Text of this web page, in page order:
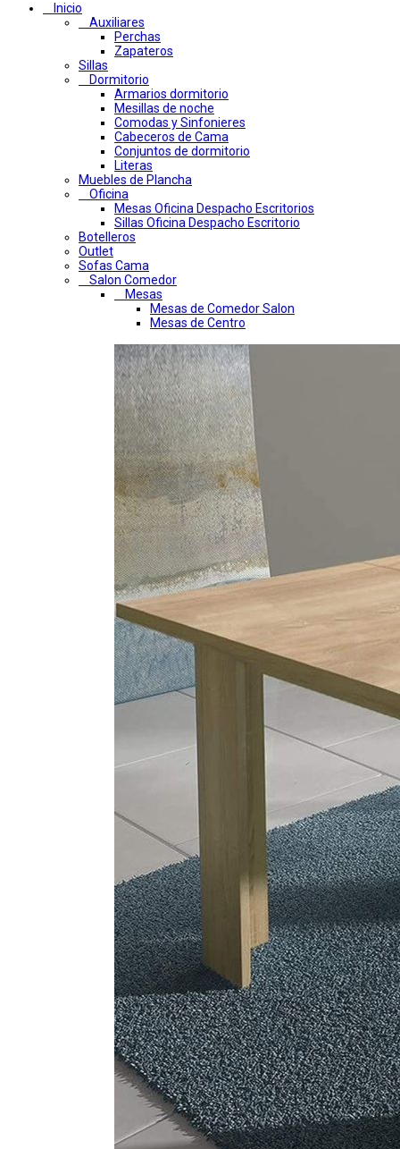
Inicio
Auxiliares
Perchas
Zapateros
Sillas
Dormitorio
Armarios dormitorio
Mesillas de noche
Comodas y Sinfonieres
Cabeceros de Cama
Conjuntos de dormitorio
Literas
Muebles de Plancha
Oficina
Mesas Oficina Despacho Escritorios
Sillas Oficina Despacho Escritorio
Botelleros
Outlet
Sofas Cama
Salon Comedor
Mesas
Mesas de Comedor Salon
Mesas de Centro